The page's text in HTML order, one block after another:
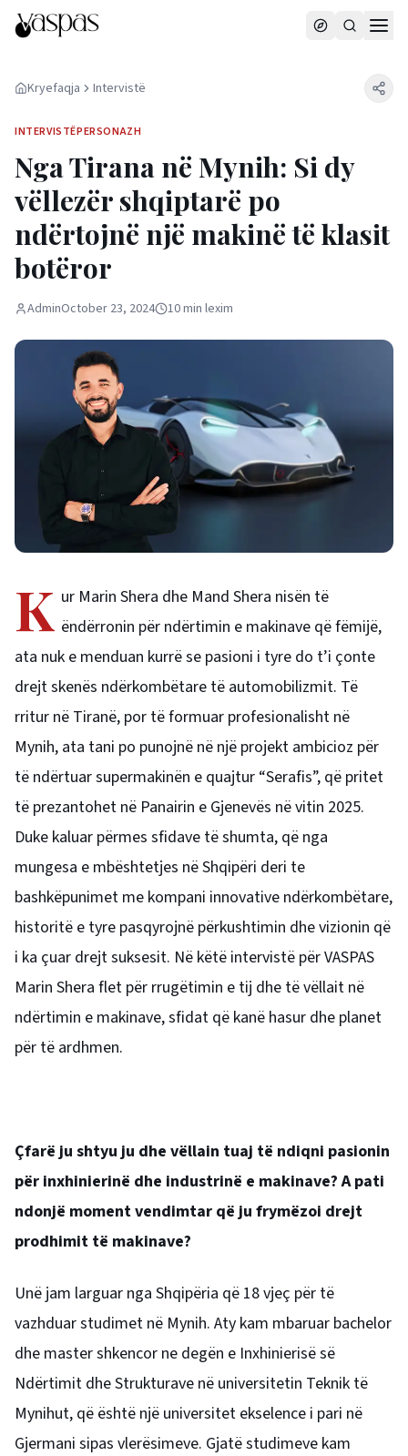
Kryefaqja Intervistë
INTERVISTËPERSONAZH
Nga Tirana në Mynih: Si dy
vëllezër shqiptarë po
ndërtojnë një makinë të klasit
botëror
AdminOctober 23, 2024 10min lexim
K ur Marin Shera dhe Mand Shera nisën të
ëndërronin për ndërtimin e makinave që fëmijë,
ata nuk e menduan kurrë se pasioni i tyre do t’i çonte
drejt skenës ndërkombëtare të automobilizmit. Të
rritur në Tiranë, por të formuar profesionalisht në
Mynih, ata tani po punojnë në një projekt ambicioz për
të ndërtuar supermakinën e quajtur “Serafis”, që pritet
të prezantohet në Panairin e Gjenevës në vitin 2025.
Duke kaluar përmes sfidave të shumta, që nga
mungesa e mbështetjes në Shqipëri deri te
bashkëpunimet me kompani innovative ndërkombëtare,
historitë e tyre pasqyrojnë përkushtimin dhe vizionin që
i ka çuar drejt suksesit. Në këtë intervistë për VASPAS
Marin Shera flet për rrugëtimin e tij dhe të vëllait në
ndërtimin e makinave, sfidat që kanë hasur dhe planet
për të ardhmen.
Çfarë ju shtyu ju dhe vëllain tuaj të ndiqni pasionin
për inxhinierinë dhe industrinë e makinave? A pati
ndonjë moment vendimtar që ju frymëzoi drejt
prodhimit të makinave?
Unë jam larguar nga Shqipëria që 18 vjeç për të
vazhduar studimet në Mynih. Aty kam mbaruar bachelor
dhe master shkencor ne degën e Inxhinierisë së
Ndërtimit dhe Strukturave në universitetin Teknik të
Mynihut, që është një universitet ekselence i pari në
Gjermani sipas vlerësimeve. Gjatë studimeve kam